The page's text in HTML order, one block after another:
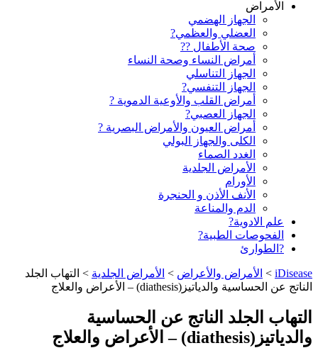
الأمراض
الجهاز الهضمي
العضلي والعظمي?
صحة الأطفال ??
أمراض النساء وصحة النساء
الجهاز التناسلي
الجهاز التنفسي?
أمراض القلب والأوعية الدموية ?
الجهاز العصبي?
أمراض العيون والأمراض البصرية ?️
الكلى والجهاز البولي
الغدد الصماء
الأمراض الجلدية
الأورام
الأنف الأذن و الحنجرة
الدم والمناعة
علم الادوية?
الفحوصات الطبية?
?الطوارئ
iDisease
> الأمراض والأعراض > الأمراض الجلدية > التهاب الجلد
الناتج عن الحساسية والدياتيز(diathesis) – الأعراض والعلاج
التهاب الجلد الناتج عن الحساسية
والدياتيز(diathesis) – الأعراض والعلاج